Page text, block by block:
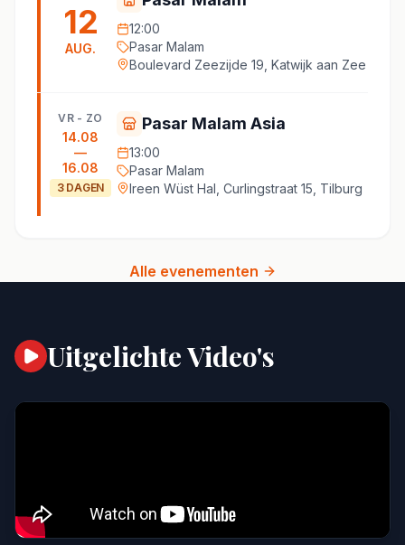
12
AUG.
12:00
Pasar Malam
Boulevard Zeezijde 19, Katwijk aan Zee
VR - ZO
14.08
—
16.08
3DAGEN
Pasar Malam Asia
13:00
Pasar Malam
Ireen Wüst Hal, Curlingstraat 15, Tilburg
Alle evenementen
Uitgelichte Video's